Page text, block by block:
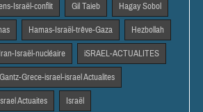
Israël-conflit Gil Taieb Hagay Sobol
Hamas-Israël-trêve-Gaza Hezbollah
Iran-Israël-nucléaire iSRAEL-ACTUALITES
Grece-israel-israel Actualites
Actuaites Israël